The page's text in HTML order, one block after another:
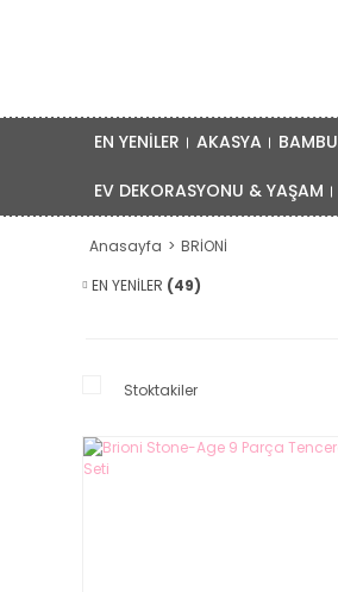
EN YENİLER AKASYA BAMBU
EV DEKORASYONU & YAŞAM
Anasayfa
BRİONİ
EN YENİLER (49)
Stoktakiler